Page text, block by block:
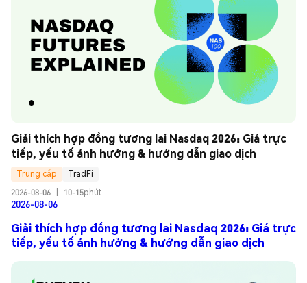
Giải thích hợp đồng tương lai Nasdaq 2026: Giá trực
tiếp, yếu tố ảnh hưởng & hướng dẫn giao dịch
Trung cấp
TradFi
2026-08-06
10-15phút
2026-08-06
Giải thích hợp đồng tương lai Nasdaq 2026: Giá trực
tiếp, yếu tố ảnh hưởng & hướng dẫn giao dịch